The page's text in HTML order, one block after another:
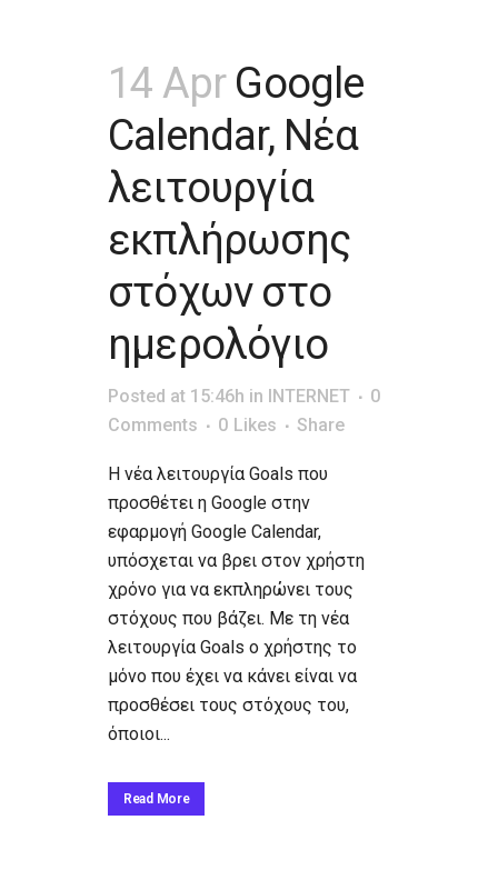
14 Apr Google
Calendar, Νέα
λειτουργία
εκπλήρωσης
στόχων στο
ημερολόγιο
Posted at 15:46h in INTERNET
0
Comments
0 Likes Share
Η νέα λειτουργία Goals που
προσθέτει η Google στην
εφαρμογή Google Calendar,
υπόσχεται να βρει στον χρήστη
χρόνο για να εκπληρώνει τους
στόχους που βάζει. Με τη νέα
λειτουργία Goals ο χρήστης το
μόνο που έχει να κάνει είναι να
προσθέσει τους στόχους του,
όποιοι...
Read More